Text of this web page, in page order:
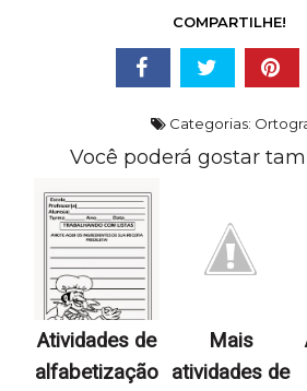
COMPARTILHE!
Categorias:
Você poderá gostar
Atividades de
alfabetização
Mais
atividades de